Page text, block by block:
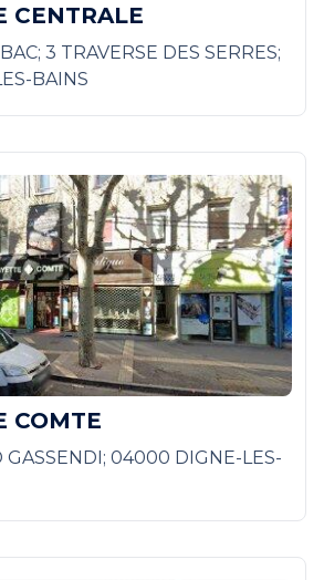
CENTRALE
3 TRAVERSE DES SERRES;
BAINS
COMTE
GASSENDI; 04000 DIGNE-LES-